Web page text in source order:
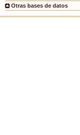
Otras bases de datos